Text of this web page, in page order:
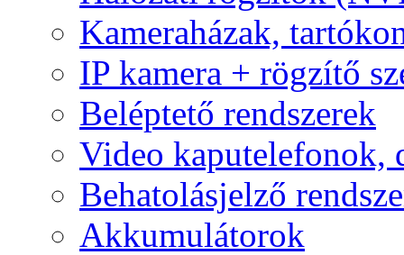
Kameraházak,
IP kamera + rögzítő
Beléptető rendszerek
Video kaputelefonok,
Behatolásjelző
Akkumulátorok